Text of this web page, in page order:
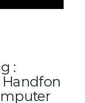
:
Handfon